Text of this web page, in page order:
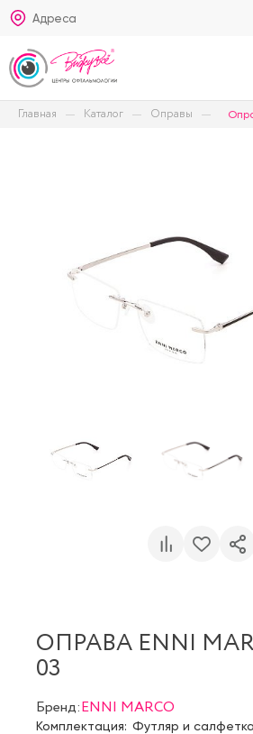
Адреса
Главная Каталог Оправы
ОПРАВА ENNI
03
Бренд:ENNI MARCO
Комплектация: Футляр и салфетка